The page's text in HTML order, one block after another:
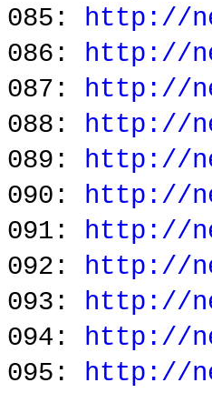
085: http://
086: http://
087: http://
088: http://
089: http://
090: http://
091: http://
092: http://
093: http://
094: http://
095: http://